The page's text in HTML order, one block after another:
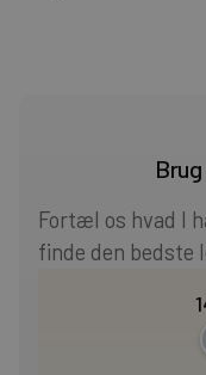
Fortæl os hvad I
finde den bedste